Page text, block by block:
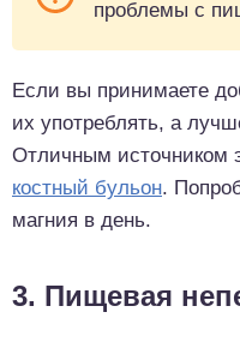
проблемы с
Если вы принимаете
их употреблять, а
Отличным источником
костный бульон.
магния в день.
3. Пищевая